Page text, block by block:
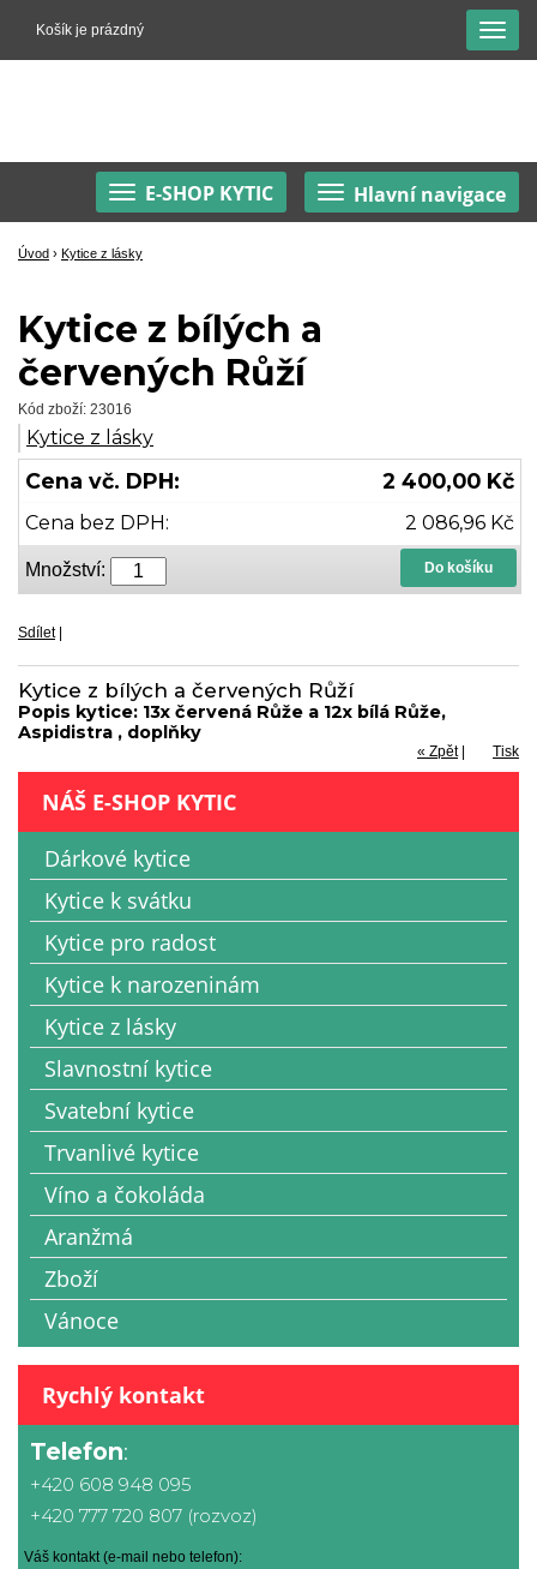
Košík je prázdný
Hlavní navigace
E-SHOP KYTIC
Úvod › Kytice z lásky
Kytice z bílých a
červených Růží
Kód zboží: 23016
Kytice z lásky
Cena vč. DPH: 2 400,00 Kč
Cena bez DPH: 2 086,96 Kč
Do košíku
Množství:
Sdílet
Kytice z bílých a červených Růží
Popis kytice: 13x červená Růže a 12x bílá Růže,
Aspidistra , doplňky
« Zpět| Tisk
NÁŠ E-SHOP KYTIC
Dárkové kytice
Kytice k svátku
Kytice pro radost
Kytice k narozeninám
Kytice z lásky
Slavnostní kytice
Svatební kytice
Trvanlivé kytice
Víno a čokoláda
Aranžmá
Zboží
Vánoce
Rychlý kontakt
Telefon:
+420 608 948 095
+420 777 720 807 (rozvoz)
Váš kontakt (e-mail nebo telefon):